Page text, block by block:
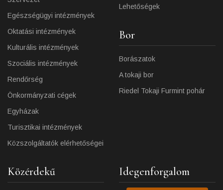
Egészségügyi intézmények
Oktatási intézmények
Kulturális intézmények
Szociális intézmények
Rendőrség
Önkormányzati cégek
Egyházak
Turisztikai intézmények
Közszolgáltatók elérhetőségei
Lehetőségek
Bor
Borászatok
A tokaji bor
Riedel Tokaji Furmint pohár
Közérdekű Idegenforgalom